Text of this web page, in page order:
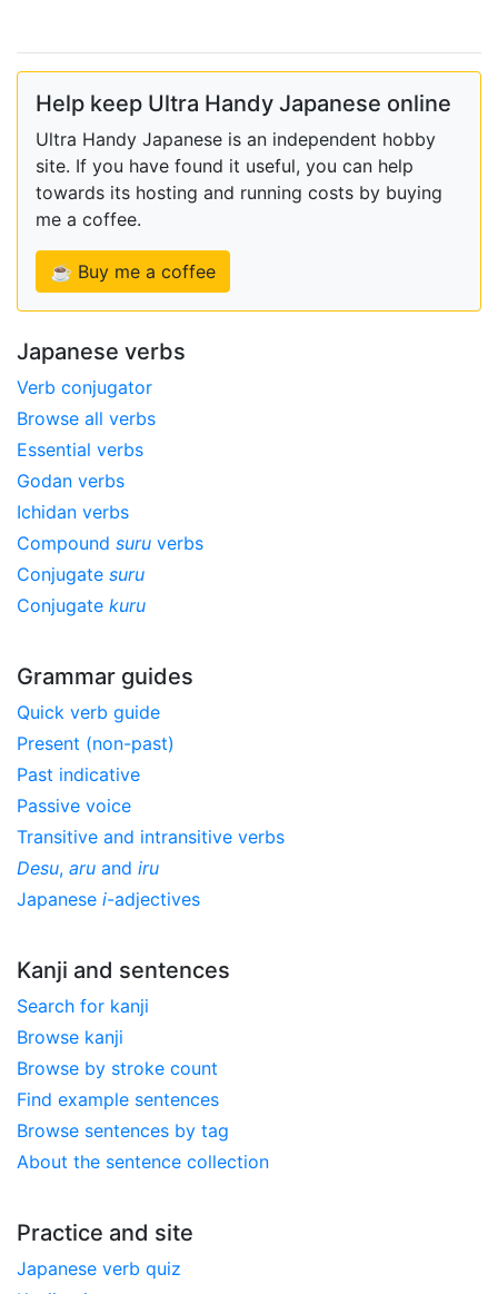
Help keep Ultra Handy Japanese online
Ultra Handy Japanese is an independent hobby
site. If you have found it useful, you can help
towards its hosting and running costs by buying
me a coffee.
☕ Buy me a coffee
Japanese verbs
Verb conjugator
Browse all verbs
Essential verbs
Godan verbs
Ichidan verbs
Compound suru verbs
Conjugate suru
Conjugate kuru
Grammar guides
Quick verb guide
Present (non-past)
Past indicative
Passive voice
Transitive and intransitive verbs
Desu, aru and iru
Japanese i-adjectives
Kanji and sentences
Search for kanji
Browse kanji
Browse by stroke count
Find example sentences
Browse sentences by tag
About the sentence collection
Practice and site
Japanese verb quiz